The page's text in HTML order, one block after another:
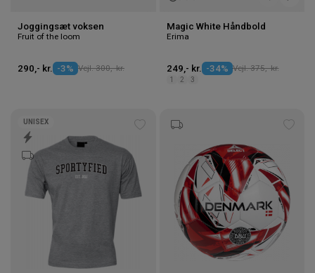
Joggingsæt voksen
Fruit of the loom
290,- kr. -3% Vejl. 300,- kr.
Magic White Håndbold
Erima
249,- kr. -34% Vejl. 375,- kr.
1 2 3
ønskeliste
UNISEX